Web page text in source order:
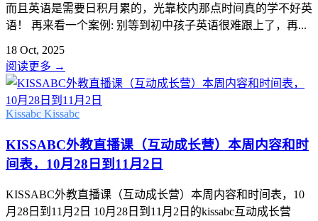
而且英语是需要日积月累的，光靠校内那点时间真的学不好英
语！ 再来看一个案例: 别等到初中孩子英语很难跟上了，再...
18 Oct, 2025
阅读更多 →
Kissabc Kissabc
KISSABC外教直播课（互动成长营）本周内容和时
间表，10月28日到11月2日
KISSABC外教直播课（互动成长营）本周内容和时间表，10
月28日到11月2日 10月28日到11月2日的kissabc互动成长营